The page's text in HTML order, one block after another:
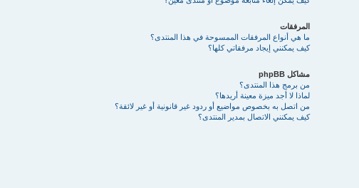
المرفقات
ما هي أنواع المرفقات الممسوحة في هذا المنتدى؟
كيف يمكنني إيجاد مرفقاتي كلها؟
مشاكل phpBB
من برمج هذا المنتدى؟
لماذا لا أجد ميزة معينة أريدها؟
من اتصل به بخصوص مواضيع أو ردود غير قانونية أو غير لائقة؟
كيف يمكنني الاتصال بمدير المنتدى؟